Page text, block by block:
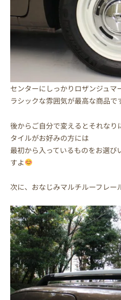
センターにしっかりロザンジュマ
ラシックな雰囲気が最高な商品で
後からご自分で変えるとそれなり
タイルがお好みの方には
最初から入っているものをお選
すよ
次に、おなじみマルチルーフレー